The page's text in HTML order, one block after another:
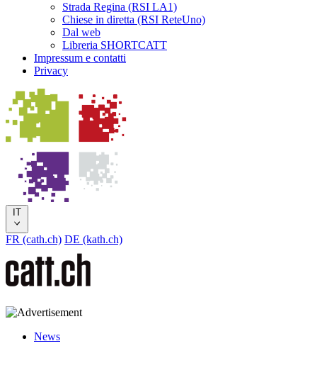
Strada Regina (RSI LA1)
Chiese in diretta (RSI ReteUno)
Dal web
Libreria SHORTCATT
Impressum e contatti
Privacy
IT
FR (cath.ch) DE (kath.ch)
News